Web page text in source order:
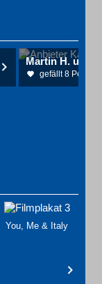
Martin H. u.
gefällt 8
You, Me & Italy